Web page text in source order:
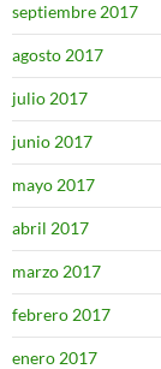
septiembre 2017
agosto 2017
julio 2017
junio 2017
mayo 2017
abril 2017
marzo 2017
febrero 2017
enero 2017